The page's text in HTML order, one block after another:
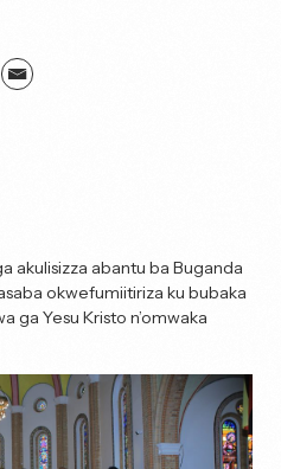
akulisizza abantu ba Buganda
okwefumiitiriza ku bubaka
ga Yesu Kristo n’omwaka